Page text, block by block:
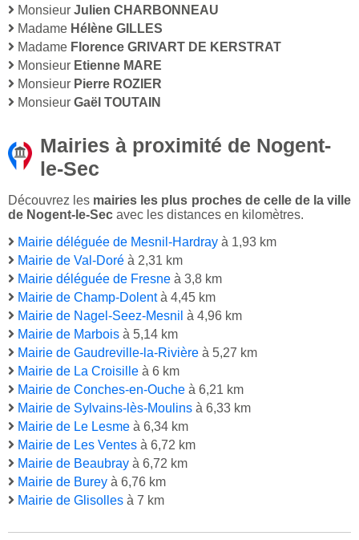
Monsieur Julien CHARBONNEAU
Madame Hélène GILLES
Madame Florence GRIVART DE KERSTRAT
Monsieur Etienne MARE
Monsieur Pierre ROZIER
Monsieur Gaël TOUTAIN
Mairies à proximité de Nogent-
le-Sec
Découvrez les mairies les plus proches de celle de la ville
de Nogent-le-Sec avec les distances en kilomètres.
Mairie déléguée de Mesnil-Hardray à 1,93 km
Mairie de Val-Doré à 2,31 km
Mairie déléguée de Fresne à 3,8 km
Mairie de Champ-Dolentà 4,45 km
Mairie de Nagel-Seez-Mesnil à 4,96 km
Mairie de Marbois à 5,14 km
Mairie de Gaudreville-la-Rivière à 5,27 km
Mairie de La Croisille à 6 km
Mairie de Conches-en-Ouche à 6,21 km
Mairie de Sylvains-lès-Moulins à 6,33 km
Mairie de Le Lesme à 6,34 km
Mairie de Les Ventes à 6,72 km
Mairie de Beaubray à 6,72 km
Mairie de Burey à 6,76 km
Mairie de Glisolles à 7 km